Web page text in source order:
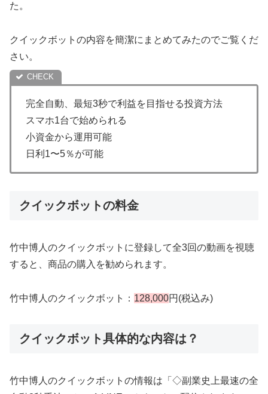
た。
クイックボットの内容を簡潔にまとめてみたのでご覧くだ
さい。
完全自動、最短3秒で利益を目指せる投資方法
スマホ1台で始められる
小資金から運用可能
日利1〜5％が可能
クイックボットの料金
竹中博人のクイックボットに登録して全3回の動画を視聴
すると、商品の購入を勧められます。
竹中博人のクイックボット： 128,000円(税込み)
クイックボット具体的な内容は？
竹中博人のクイックボットの情報は「◇副業史上最速の全